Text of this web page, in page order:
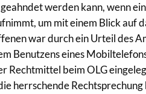
geahndet werden kann, wenn
um mit einem Blick auf
war durch ein Urteil des
Benutzens eines
Rechtmittel beim OLG
herrschende